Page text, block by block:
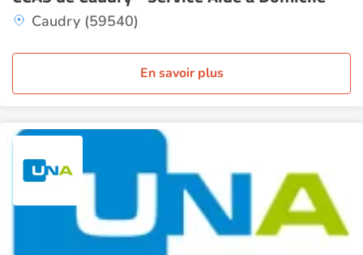
Caudry (59540)
En savoir plus